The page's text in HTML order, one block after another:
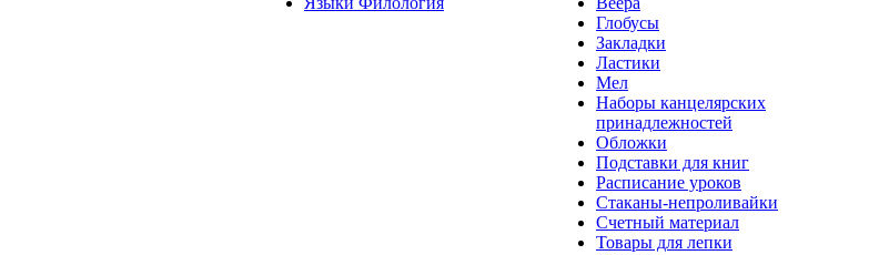
Глобусы
Закладки
Ластики
Мел
Наборы канцелярских
принадлежностей
Обложки
Подставки для книг
Расписание уроков
Стаканы-непроливайки
Счетный материал
Товары для лепки